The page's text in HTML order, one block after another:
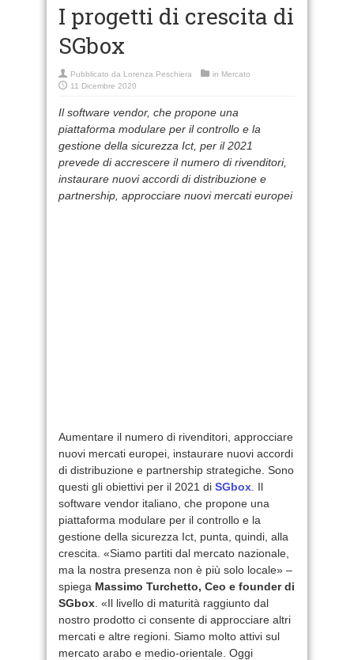
I progetti di crescita di
SGbox
Pubblicato da Lorenza Peschiera in Mercato
11 Dicembre 2020
Il software vendor, che propone una
piattaforma modulare per il controllo e la
gestione della sicurezza Ict, per il 2021
prevede di accrescere il numero di rivenditori,
instaurare nuovi accordi di distribuzione e
partnership, approcciare nuovi mercati europei
Aumentare il numero di rivenditori, approcciare
nuovi mercati europei, instaurare nuovi accordi
di distribuzione e partnership strategiche. Sono
questi gli obiettivi per il 2021 di SGbox . Il
software vendor italiano, che propone una
piattaforma modulare per il controllo e la
gestione della sicurezza Ict, punta, quindi, alla
crescita. «Siamo partiti dal mercato nazionale,
ma la nostra presenza non è più solo locale» –
spiega Massimo Turchetto, Ceo e founder di
SGbox . «Il livello di maturità raggiunto dal
nostro prodotto ci consente di approcciare altri
mercati e altre regioni. Siamo molto attivi sul
mercato arabo e medio-orientale. Oggi